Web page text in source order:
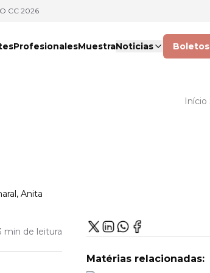
CC 2026
ProfesionalesMuestraNoticias Boletos
Início
Anita
min de leitura
Matérias relacionadas: